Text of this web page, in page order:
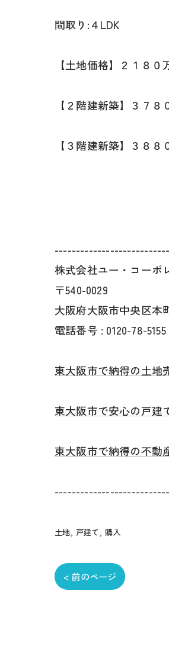
間取り:４LDK
【土地価格】２１８０
【２階建新築】３７８
【３階建新築】３８８
株式会社ユー・コーポ
〒540-0029
大阪府大阪市中央区本
電話番号 : 0120-78-5155
東大阪市で納得の土地
東大阪市で安心の戸建
東大阪市で納得の不動
土地 戸建て 購入
< 前のページ